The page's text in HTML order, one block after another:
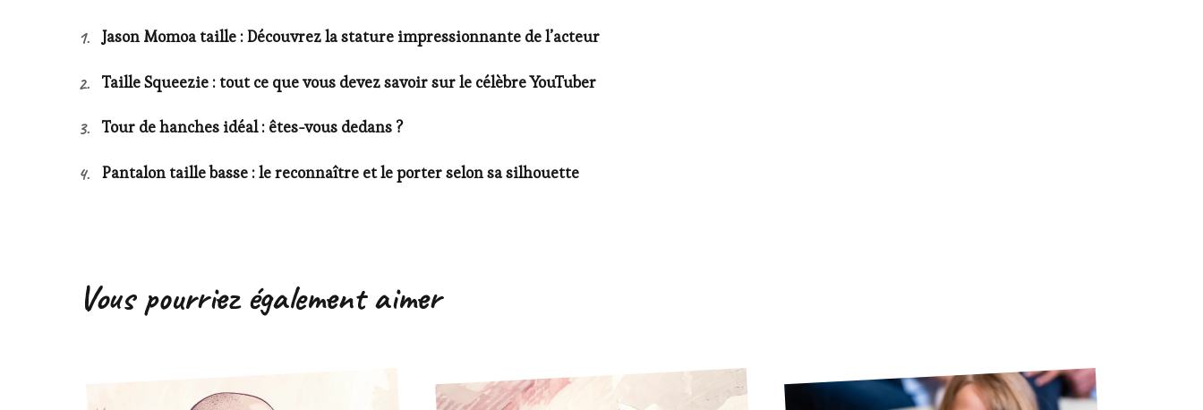
Jason Momoa taille : Découvrez la stature impressionnante de l’acteur
Taille Squeezie : tout ce que vous devez savoir sur le célèbre YouTuber
Tour de hanches idéal : êtes-vous dedans ?
Pantalon taille basse : le reconnaître et le porter selon sa silhouette
Vous pourriez également aimer